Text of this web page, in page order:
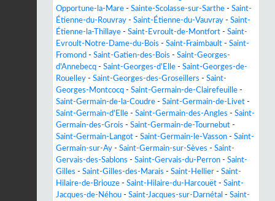
Opportune-la-Mare - Sainte-Scolasse-sur-Sarthe - Saint-
Étienne-du-Rouvray - Saint-Étienne-du-Vauvray - Saint-
Étienne-la-Thillaye - Saint-Evroult-de-Montfort - Saint-
Evroult-Notre-Dame-du-Bois - Saint-Fraimbault - Saint-
Fromond - Saint-Gatien-des-Bois - Saint-Georges-
d'Annebecq - Saint-Georges-d'Elle - Saint-Georges-de-
Rouelley - Saint-Georges-des-Groseillers - Saint-
Georges-Montcocq - Saint-Germain-de-Clairefeuille -
Saint-Germain-de-la-Coudre - Saint-Germain-de-Livet -
Saint-Germain-d'Elle - Saint-Germain-des-Angles - Saint-
Germain-des-Grois - Saint-Germain-de-Tournebut -
Saint-Germain-Langot - Saint-Germain-le-Vasson - Saint-
Germain-sur-Ay - Saint-Germain-sur-Sèves - Saint-
Gervais-des-Sablons - Saint-Gervais-du-Perron - Saint-
Gilles - Saint-Gilles-des-Marais - Saint-Hellier - Saint-
Hilaire-de-Briouze - Saint-Hilaire-du-Harcouët - Saint-
Jacques-de-Néhou - Saint-Jacques-sur-Darnétal - Saint-